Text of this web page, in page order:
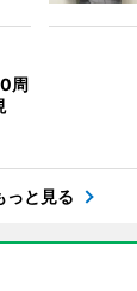
周
っと見る